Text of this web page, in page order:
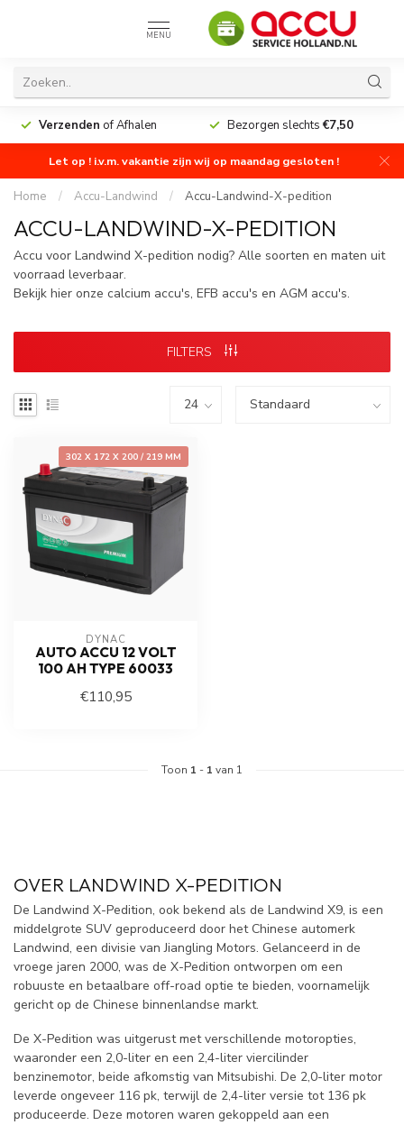
MENU
Verzenden of Afhalen Bezorgen slechts€7,50
Let op ! i.v.m. vakantie zijn wij op maandag gesloten !
Home / Accu-Landwind / Accu-Landwind-X-pedition
ACCU-LANDWIND-X-PEDITION
Accu voor Landwind X-pedition nodig? Alle soorten en maten uit
voorraad leverbaar.
Bekijk hier onze calcium accu's, EFB accu's en AGM accu's.
FILTERS
302 X 172 X 200 / 219 MM
DYNAC
AUTO ACCU 12 VOLT
100 AH TYPE 60033
€110,95
Toon 1 - 1 van 1
OVER LANDWIND X-PEDITION
De Landwind X-Pedition, ook bekend als de Landwind X9, is een
middelgrote SUV geproduceerd door het Chinese automerk
Landwind, een divisie van Jiangling Motors. Gelanceerd in de
vroege jaren 2000, was de X-Pedition ontworpen om een
robuuste en betaalbare off-road optie te bieden, voornamelijk
gericht op de Chinese binnenlandse markt.
De X-Pedition was uitgerust met verschillende motoropties,
waaronder een 2,0-liter en een 2,4-liter viercilinder
benzinemotor, beide afkomstig van Mitsubishi. De 2,0-liter motor
leverde ongeveer 116 pk, terwijl de 2,4-liter versie tot 136 pk
produceerde. Deze motoren waren gekoppeld aan een